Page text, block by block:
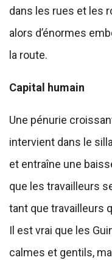
dans les rues et les
alors d’énormes
la route.
Capital humain
Une pénurie
intervient dans le
et entraîne une
que les travailleurs
tant que travailleurs
Il est vrai que les
calmes et gentils,